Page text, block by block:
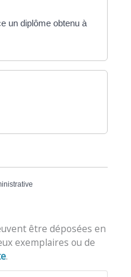
un diplôme obtenu à
être déposées en
exemplaires ou de
.